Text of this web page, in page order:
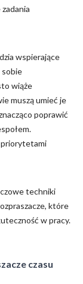
wspierające
sobie
wiąże
muszą umieć je
poprawić
priorytetami
techniki
które
w pracy.
czasu